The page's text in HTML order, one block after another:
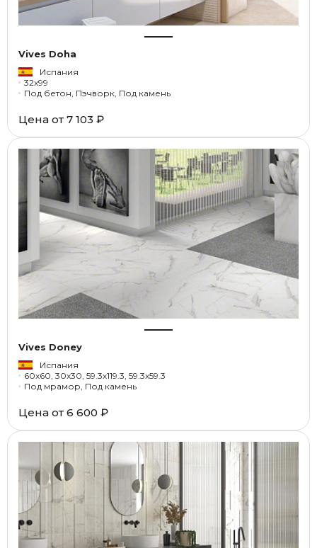
Vives Doha
Испания
32x99
Под бетон, Пэчворк, Под камень
Цена от 7 103 ₽
Vives Doney
Испания
60x60, 30x30, 59.3x119.3, 59.3x59.3
Под мрамор, Под камень
Цена от 6 600 ₽